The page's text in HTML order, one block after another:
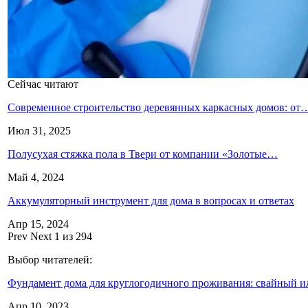
Сейчас читают
Современное строительство деревянных каркасных домов:
Июл 31, 2025
Полусухая стяжка пола в Твери от компании «Золотые…
Май 4, 2024
Аккумуляторный инструмент для дома в вопросах и ответах
Апр 15, 2024
Prev Next 1 из 294
Выбор читателей:
Фундамент дома для круглогодичного проживания: свайный